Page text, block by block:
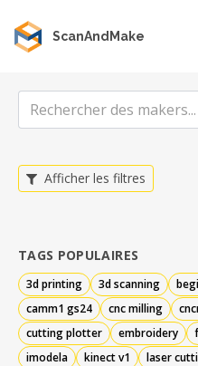
ScanAndMake
Afficher les filtres
TAGS POPULAIRES
3d printing 3d scanning
camm1 gs24
cnc milling
cutting plotter
embroidery
imodela
kinect v1 laser